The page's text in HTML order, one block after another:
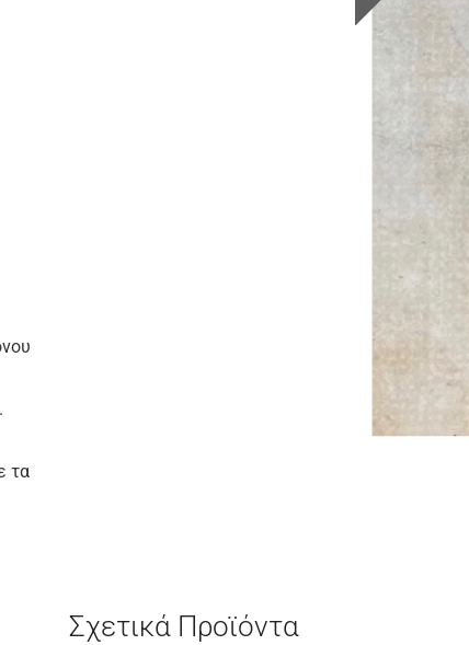
τα
Σχετικά Προϊόντα